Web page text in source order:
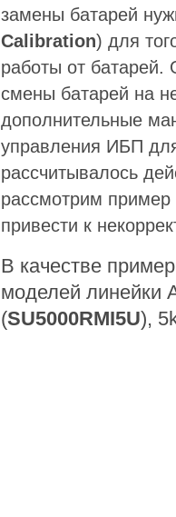
замены батарей
Calibration) для
работы от батарей.
смены батарей на
дополнительные
управления ИБП
рассчитывалось
рассмотрим пример
привести к
В качестве
моделей линейки
(SU5000RMI5U),